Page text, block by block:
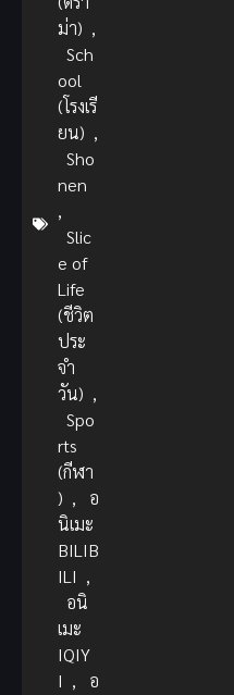
ม่า) ,
Sch
ool
(โรงเรี
ยน) ,
Sho
nen
,
Slic
e of
Life
(ชีวิต
ประ
จำ
วัน) ,
Spo
rts
(กีฬา
) ,
อ
นิเมะ
BILIB
ILI ,
อนิ
เมะ
IQIY
I , อ